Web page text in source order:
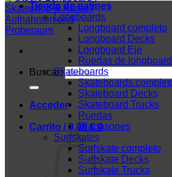
Buscar:
Acceder
Carrito /0,00€ 0
Tienda de patines
Longboards
Longboard completo
Longboard Decks
Longboard Eje
Ruedas de longboard
Skateboards
Skateboards
Skateboard Decks
Skateboard Trucks
Ruedas
Diapasones
Surfskates
Surfskate completo
Surfskate Decks
Surfskate Trucks